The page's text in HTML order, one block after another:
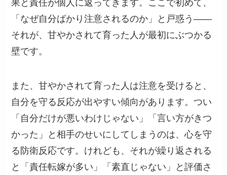
果と責任が個人に返ってきます。ここで初めて、
「なぜ自分ばかり注意されるのか」と戸惑う——
それが、甘やかされて育った人が最初にぶつかる
壁です。
また、甘やかされて育った人は注意を受けると、
自分を守る反応が出やすい傾向があります。つい
「自分だけが悪いわけじゃない」「言い方がきつ
かった」と相手のせいにしてしまうのは、心を守
る防衛反応です。けれども、それが繰り返される
と「責任転嫁が多い」「素直じゃない」と評価さ